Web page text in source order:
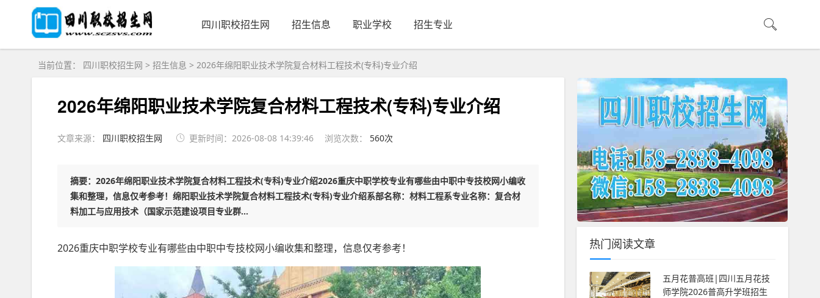
四川职校招生网 招生信息 职业学校 招生专业
当前位置： 四川职校招生网 > 招生信息 > 2026年绵阳职业技术学院复合材料工程技术(专科)专业介绍
2026年绵阳职业技术学院复合材料工程技术(专科)专业介绍
文章来源： 四川职校招生网 更新时间：2026-08-08 14:39:46 浏览次数： 560次
摘要：2026年绵阳职业技术学院复合材料工程技术(专科)专业介绍2026重庆中职学校专业有哪些由中职中专技校网小编收
集和整理，信息仅考参考！绵阳职业技术学院复合材料工程技术(专科)专业介绍系部名称：材料工程系专业名称：复合材
料加工与应用技术（国家示范建设项目专业群...
2026重庆中职学校专业有哪些由中职中专技校网小编收集和整理，信息仅考参考！ 热门阅读文章
五月花普高班|四川五月花技
师学院2026普高升学班招生